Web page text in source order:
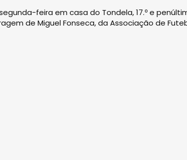
feira em casa do Tondela, 17.º e
de Miguel Fonseca, da Associação de